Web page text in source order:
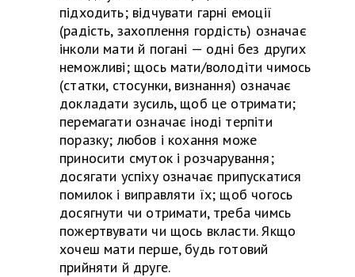
підходить; відчувати гарні емоції
(радість, захоплення гордість) означає
інколи мати й погані — одні без других
неможливі; щось мати/володіти чимось
(статки, стосунки, визнання) означає
докладати зусиль, щоб це отримати;
перемагати означає іноді терпіти
поразку; любов і кохання може
приносити смуток і розчарування;
досягати успіху означає припускатися
помилок і виправляти їх; щоб чогось
досягнути чи отримати, треба чимсь
пожертвувати чи щось вкласти. Якщо
хочеш мати перше, будь готовий
прийняти й друге.